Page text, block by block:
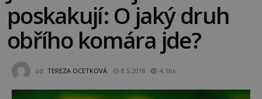
poskakují: O jaký druh
obřího komára jde?
od TEREZA OCETKOVÁ 8.5.2018 4.1tis